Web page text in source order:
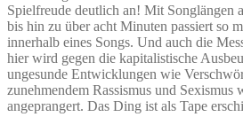
Spielfreude deutlich an! Mit Songlängen
bis hin zu über acht Minuten passiert so
innerhalb eines Songs. Und auch die
hier wird gegen die kapitalistische
ungesunde Entwicklungen wie
zunehmendem Rassismus und Sexismus
angeprangert. Das Ding ist als Tape